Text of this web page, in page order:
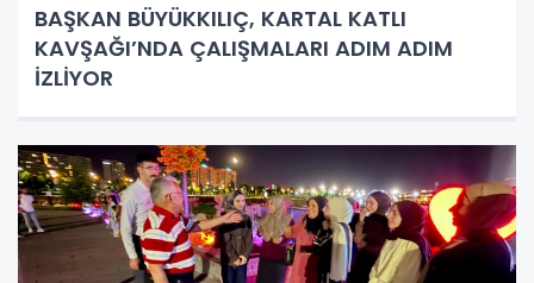
BAŞKAN BÜYÜKKILIÇ, KARTAL KATLI
KAVŞAĞI’NDA ÇALIŞMALARI ADIM ADIM
İZLİYOR